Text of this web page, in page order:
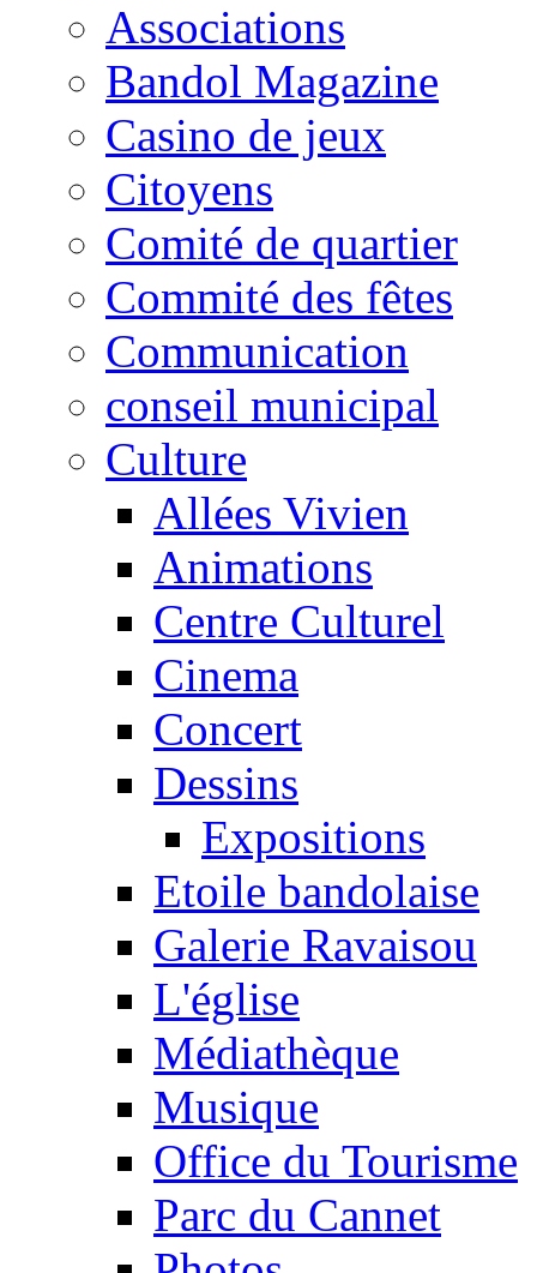
Associations
Bandol Magazine
Casino de jeux
Citoyens
Comité de quartier
Commité des fêtes
Communication
conseil municipal
Culture
Allées Vivien
Animations
Centre Culturel
Cinema
Concert
Dessins
Expositions
Etoile bandolaise
Galerie Ravaisou
L'église
Médiathèque
Musique
Office du Tourisme
Parc du Cannet